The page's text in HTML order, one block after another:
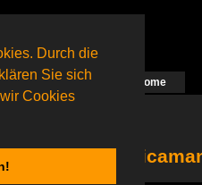
Durch die
Sie sich
Cookies
Arbeit Home
Gäste)